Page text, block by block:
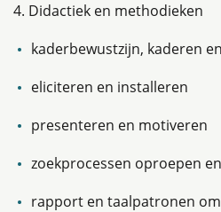
4. Didactiek en methodieken
kaderbewustzijn, kaderen
eliciteren en installeren
presenteren en motiveren
zoekprocessen oproepen
rapport en taalpatronen